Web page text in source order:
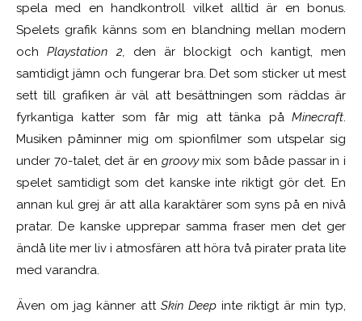
spela med en handkontroll vilket alltid är en bonus.
Spelets grafik känns som en blandning mellan modern
ochPlaystation 2, den är blockigt och kantigt, men
samtidigt jämn och fungerar bra. Det som sticker ut mest
sett till grafiken är väl att besättningen som räddas är
fyrkantiga katter som får mig att tänka på Minecraft.
Musiken påminner mig om spionfilmer som utspelar sig
under 70-talet, det är en groovymix som både passar in i
spelet samtidigt som det kanske inte riktigt gör det. En
annan kul grej är att alla karaktärer som syns på en nivå
pratar. De kanske upprepar samma fraser men det ger
ändå lite mer liv i atmosfären att höra två pirater prata lite
med varandra.
Även om jag känner att Skin Deep inte riktigt är min typ,